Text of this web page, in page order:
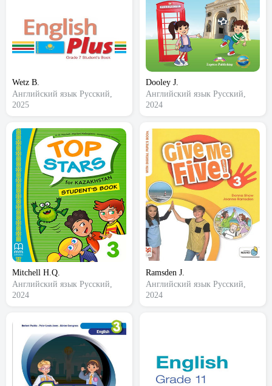
Wetz B.
Английский язык Русский,
2025
Dooley J.
Английский язык Русский,
2024
Mitchell H.Q.
Английский язык Русский,
2024
Ramsden J.
Английский язык Русский,
2024